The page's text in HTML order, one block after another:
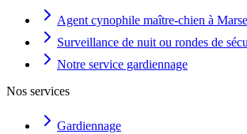
Agent cynophile maître-chien à
Surveillance de nuit ou rondes de
Notre service gardiennage
Nos services
Gardiennage